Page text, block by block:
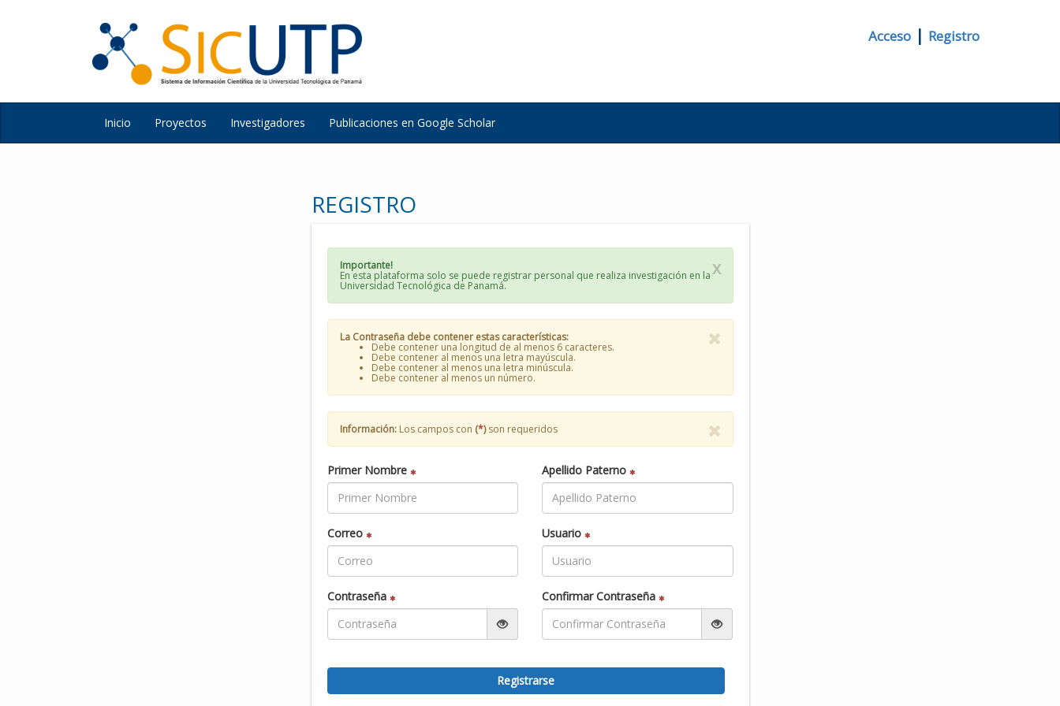
Acceso | Registro
Inicio Proyectos Investigadores Publicaciones en Google Scholar
REGISTRO
x
Importante!
En esta plataforma solo se puede registrar personal que realiza investigación en la
Universidad Tecnológica de Panamá.
La Contraseña debe contener estas características:
Debe contener una longitud de al menos 6 caracteres.
Debe contener al menos una letra mayúscula.
Debe contener al menos una letra minúscula.
Debe contener al menos un número.
Información:Los campos con (*)son requeridos
Primer Nombre * Apellido Paterno *
Correo * Usuario *
Contraseña * Confirmar Contraseña *
Registrarse